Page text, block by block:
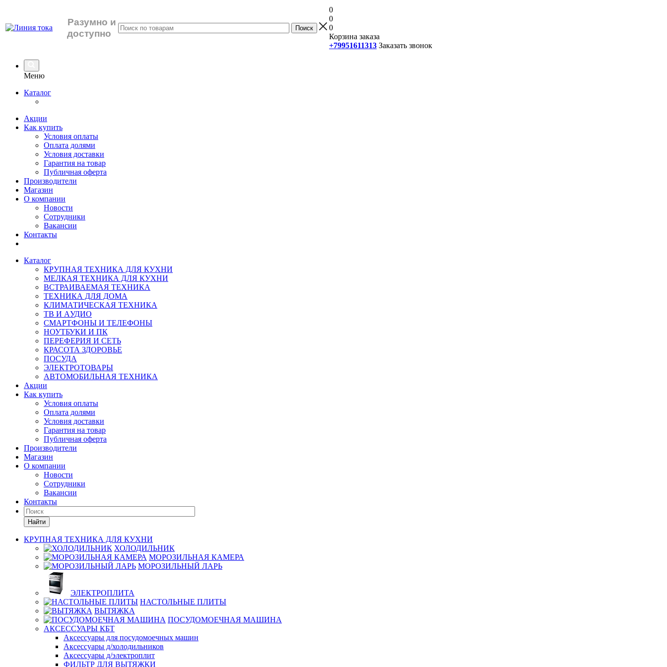
Разумно и
доступно
0
0
0
Корзина заказа
+79951611313 Заказать звонок
Меню
Каталог
Акции
Как купить
Условия оплаты
Оплата долями
Условия доставки
Гарантия на товар
Публичная оферта
Производители
Магазин
О компании
Новости
Сотрудники
Вакансии
Контакты
Каталог
КРУПНАЯ ТЕХНИКА ДЛЯ КУХНИ
МЕЛКАЯ ТЕХНИКА ДЛЯ КУХНИ
ВСТРАИВАЕМАЯ ТЕХНИКА
ТЕХНИКА ДЛЯ ДОМА
КЛИМАТИЧЕСКАЯ ТЕХНИКА
ТВ И AУДИО
СМАРТФОНЫ И ТЕЛЕФОНЫ
НОУТБУКИ И ПК
ПЕРЕФЕРИЯ И СЕТЬ
КРАСОТА ЗДОРОВЬЕ
ПОСУДА
ЭЛЕКТРОТОВАРЫ
АВТОМОБИЛЬНАЯ ТЕХНИКА
Акции
Как купить
Условия оплаты
Оплата долями
Условия доставки
Гарантия на товар
Публичная оферта
Производители
Магазин
О компании
Новости
Сотрудники
Вакансии
Контакты
Найти
КРУПНАЯ ТЕХНИКА ДЛЯ КУХНИ
ХОЛОДИЛЬНИК
МОРОЗИЛЬНАЯ КАМЕРА
МОРОЗИЛЬНЫЙ ЛАРЬ
ЭЛЕКТРОПЛИТА
НАСТОЛЬНЫЕ ПЛИТЫ
ВЫТЯЖКА
ПОСУДОМОЕЧНАЯ МАШИНА
АКСЕССУАРЫ КБТ
Аксессуары для посудомоечных машин
Аксессуары д/холодильников
Аксессуары д/электроплит
ФИЛЬТР ДЛЯ ВЫТЯЖКИ